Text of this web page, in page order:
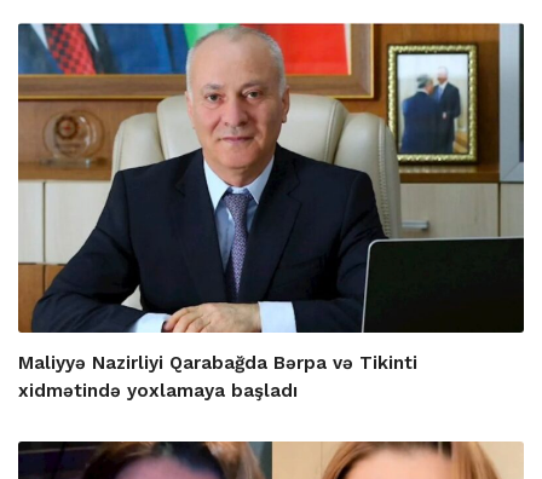
Maliyyə Nazirliyi Qarabağda Bərpa və Tikinti
xidmətində yoxlamaya başladı